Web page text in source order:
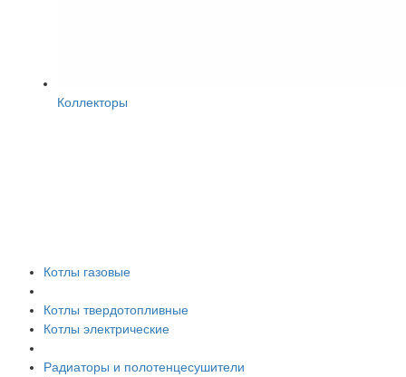
Коллекторы
Котлы газовые
Котлы твердотопливные
Котлы электрические
Радиаторы и полотенцесушители